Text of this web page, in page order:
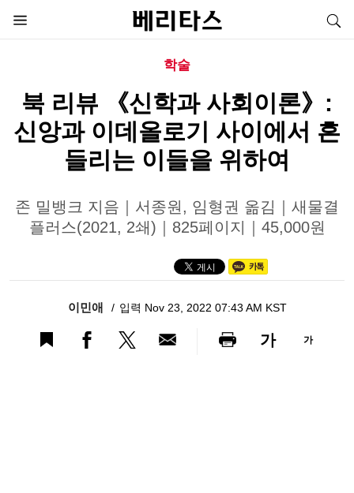
학술
북 리뷰 《신학과 사회이론》:
신앙과 이데올로기 사이에서 흔
들리는 이들을 위하여
존 밀뱅크 지음｜서종원, 임형권 옮김｜새물결
플러스(2021, 2쇄)｜825페이지｜45,000원
이민애 입력 Nov 23, 2022 07:43 AM KST
가 가